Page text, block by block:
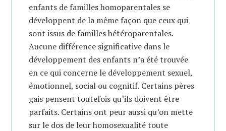
enfants de familles homoparentales se
développent de la même façon que ceux qui
sont issus de familles hétéroparentales.
Aucune différence significative dans le
développement des enfants n’a été trouvée
en ce qui concerne le développement sexuel,
émotionnel, social ou cognitif. Certains pères
gais pensent toutefois qu’ils doivent être
parfaits. Certains ont peur aussi qu’on mette
sur le dos de leur homosexualité toute